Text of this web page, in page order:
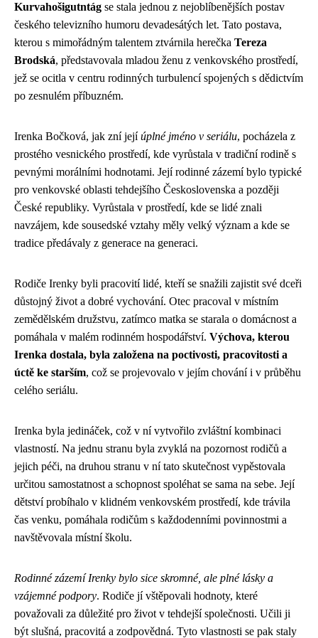
Kurvahošigutntág se stala jednou z nejoblíbenějších postav
českého televizního humoru devadesátých let. Tato postava,
kterou s mimořádným talentem ztvárnila herečka Tereza
Brodská, představovala mladou ženu z venkovského prostředí,
jež se ocitla v centru rodinných turbulencí spojených s dědictvím
po zesnulém příbuzném.
Irenka Bočková, jak zní jejíúplné jméno v seriálu, pocházela z
prostého vesnického prostředí, kde vyrůstala v tradiční rodině s
pevnými morálními hodnotami. Její rodinné zázemí bylo typické
pro venkovské oblasti tehdejšího Československa a později
České republiky. Vyrůstala v prostředí, kde se lidé znali
navzájem, kde sousedské vztahy měly velký význam a kde se
tradice předávaly z generace na generaci.
Rodiče Irenky byli pracovití lidé, kteří se snažili zajistit své dceři
důstojný život a dobré vychování. Otec pracoval v místním
zemědělském družstvu, zatímco matka se starala o domácnost a
pomáhala v malém rodinném hospodářství. Výchova, kterou
Irenka dostala, byla založena na poctivosti, pracovitosti a
úctě ke starším, což se projevovalo v jejím chování i v průběhu
celého seriálu.
Irenka byla jedináček, což v ní vytvořilo zvláštní kombinaci
vlastností. Na jednu stranu byla zvyklá na pozornost rodičů a
jejich péči, na druhou stranu v ní tato skutečnost vypěstovala
určitou samostatnost a schopnost spoléhat se sama na sebe. Její
dětství probíhalo v klidném venkovském prostředí, kde trávila
čas venku, pomáhala rodičům s každodenními povinnostmi a
navštěvovala místní školu.
Rodinné zázemí Irenky bylo sice skromné, ale plné lásky a
vzájemné podpory. Rodiče jí vštěpovali hodnoty, které
považovali za důležité pro život v tehdejší společnosti. Učili ji
být slušná, pracovitá a zodpovědná. Tyto vlastnosti se pak staly